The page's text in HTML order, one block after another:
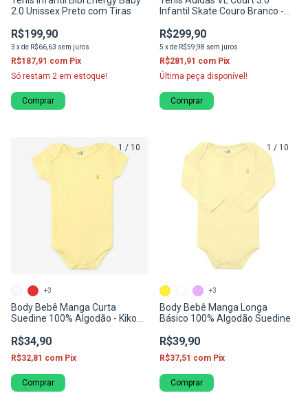
2.0 Unissex Preto com Tiras
R$199,90
3 xde R$66,63 sem juros
R$187,91 com Pix
Só restam 2 em estoque!
Comprar
Infantil Skate Couro Branco -
R$299,90
5 xde R$59,98 sem juros
R$281,91 com Pix
Última peça disponível!
Comprar
1 / 10
Body Bebê Manga Curta
Suedine 100% Algodão - Kiko
R$34,90
R$32,81 com Pix
+3
Comprar
1 / 10
Body Bebê Manga Longa
Básico 100% Algodão Suedine
R$39,90
R$37,51 com Pix
+3
Comprar